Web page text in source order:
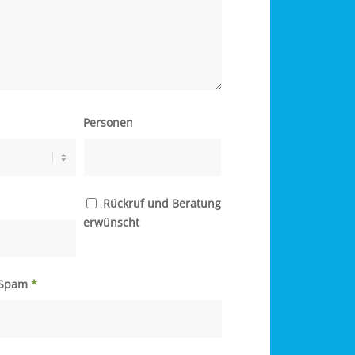
Personen
Rückruf und Beratung
erwünscht
*